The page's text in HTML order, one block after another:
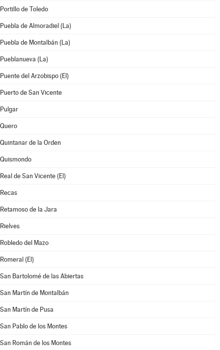
Portillo de Toledo
Puebla de Almoradiel (La)
Puebla de Montalbán (La)
Pueblanueva (La)
Puente del Arzobispo (El)
Puerto de San Vicente
Pulgar
Quero
Quintanar de la Orden
Quismondo
Real de San Vicente (El)
Recas
Retamoso de la Jara
Rielves
Robledo del Mazo
Romeral (El)
San Bartolomé de las Abiertas
San Martín de Montalbán
San Martín de Pusa
San Pablo de los Montes
San Román de los Montes